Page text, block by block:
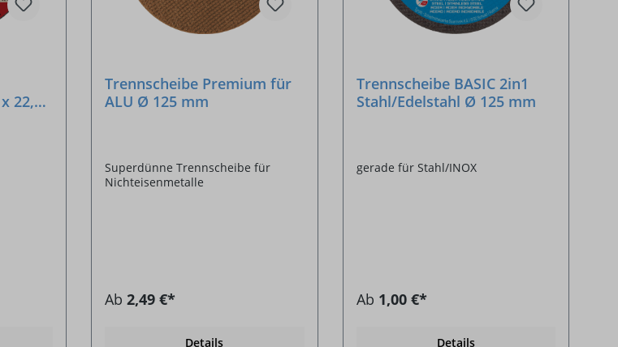
22,23
Trennscheibe Premium für
ALU Ø 125 mm
Superdünne Trennscheibe für
Nichteisenmetalle
Ab2,49 €*
Details
Trennscheibe BASIC 2in1
Stahl/Edelstahl Ø 125 mm
gerade für Stahl/INOX
Ab 1,00 €*
Details